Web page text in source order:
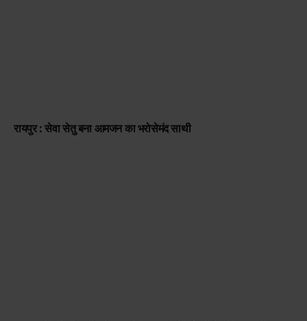
रायपुर : सेवा सेतु बना आमजन का भरोसेमंद साथी